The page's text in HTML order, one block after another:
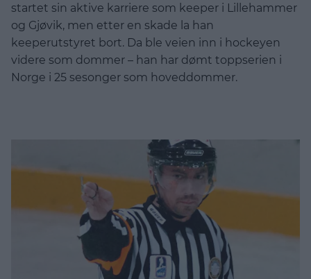
startet sin aktive karriere som keeper i Lillehammer
og Gjøvik, men etter en skade la han
keeperutstyret bort. Da ble veien inn i hockeyen
videre som dommer – han har dømt toppserien i
Norge i 25 sesonger som hoveddommer.